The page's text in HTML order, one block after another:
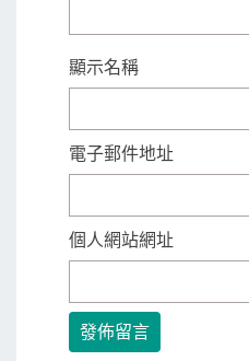
顯示名稱
電子郵件地址
個人網站網址